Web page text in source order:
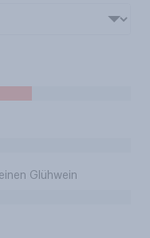
Glühwein